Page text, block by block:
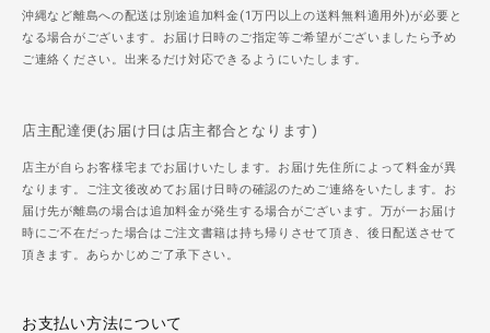
沖縄など離島への配送は別途追加料金(1万円以上の送料無料適用外)が必要と
なる場合がございます。お届け日時のご指定等ご希望がございましたら予め
ご連絡ください。出来るだけ対応できるようにいたします。
店主配達便(お届け日は店主都合となります)
店主が自らお客様宅までお届けいたします。お届け先住所によって料金が異
なります。ご注文後改めてお届け日時の確認のためご連絡をいたします。お
届け先が離島の場合は追加料金が発生する場合がございます。万が一お届け
時にご不在だった場合はご注文書籍は持ち帰りさせて頂き、後日配送させて
頂きます。あらかじめご了承下さい。
お支払い方法について